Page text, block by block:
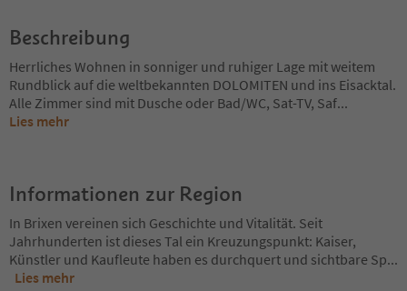
Beschreibung
Herrliches Wohnen in sonniger und ruhiger Lage mit weitem
Rundblick auf die weltbekannten DOLOMITEN und ins Eisacktal.
Alle Zimmer sind mit Dusche oder Bad/WC, Sat-TV, Saf...
Lies mehr
Informationen zur Region
In Brixen vereinen sich Geschichte und Vitalität. Seit
Jahrhunderten ist dieses Tal ein Kreuzungspunkt: Kaiser,
Künstler und Kaufleute haben es durchquert und sichtbare Sp...
Lies mehr